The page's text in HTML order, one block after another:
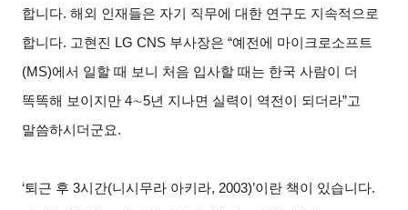
합니다. 해외 인재들은 자기 직무에 대한 연구도 지속적으로
합니다. 고현진 LG CNS 부사장은 “예전에 마이크로소프트
(MS)에서 일할 때 보니 처음 입사할 때는 한국 사람이 더
똑똑해 보이지만 4∼5년 지나면 실력이 역전이 되더라”고
말씀하시더군요.
‘퇴근 후 3시간(니시무라 아키라, 2003)’이란 책이 있습니다.